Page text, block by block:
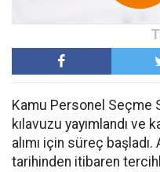
Kamu Personel Seçme
kılavuzu yayımlandı ve
alımı için süreç
tarihinden itibaren